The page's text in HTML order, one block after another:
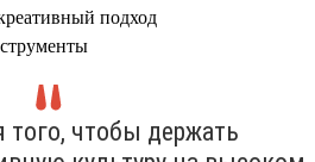
подход
того, чтобы держать